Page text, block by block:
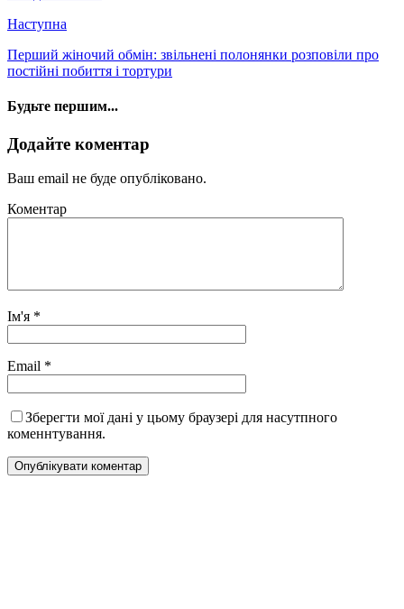
Наступна
Перший жіночий обмін: звільнені полонянки розповіли про
постійні побиття і тортури
Будьте першим...
Додайте коментар
Ваш email не буде опубліковано.
Коментар
Ім'я *
Email *
Зберегти мої дані у цьому браузері для насутпного
коменнтування.